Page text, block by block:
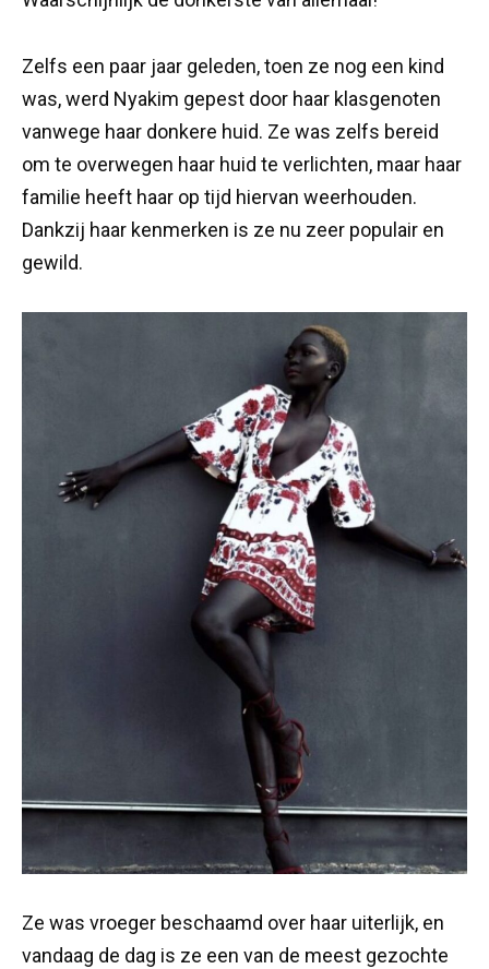
Zelfs een paar jaar geleden, toen ze nog een kind
was, werd Nyakim gepest door haar klasgenoten
vanwege haar donkere huid. Ze was zelfs bereid
om te overwegen haar huid te verlichten, maar haar
familie heeft haar op tijd hiervan weerhouden.
Dankzij haar kenmerken is ze nu zeer populair en
gewild.
Ze was vroeger beschaamd over haar uiterlijk, en
vandaag de dag is ze een van de meest gezochte